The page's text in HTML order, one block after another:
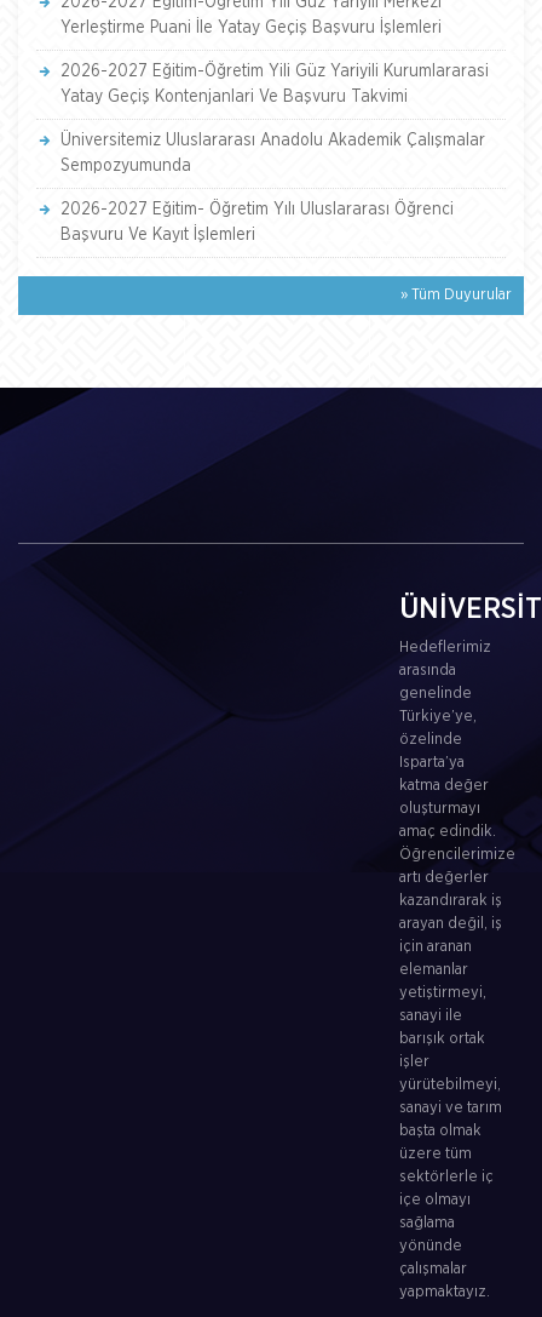
Yerleştirme Puani İle Yatay Geçiş Başvuru İşlemleri
2026-2027 Eğitim-Öğretim Yili Güz Yariyili Kurumlararasi
Yatay Geçiş Kontenjanlari Ve Başvuru Takvimi
Üniversitemiz Uluslararası Anadolu Akademik Çalışmalar
Sempozyumunda
2026-2027 Eğitim- Öğretim Yılı Uluslararası Öğrenci
Başvuru Ve Kayıt İşlemleri
» Tüm Duyurular
Hedeflerimiz
arasında
genelinde
Türkiye’ye,
özelinde
Isparta’ya
katma değer
oluşturmayı
amaç edindik.
Öğrencilerimize
artı değerler
kazandırarak iş
arayan değil, iş
için aranan
elemanlar
yetiştirmeyi,
sanayi ile
barışık ortak
işler
yürütebilmeyi,
sanayi ve tarım
başta olmak
üzere tüm
sektörlerle iç
içe olmayı
sağlama
yönünde
çalışmalar
yapmaktayız.